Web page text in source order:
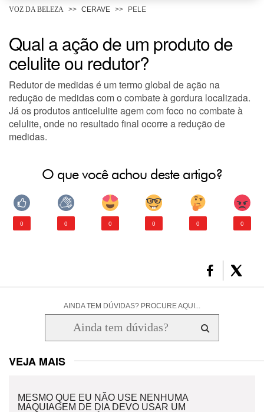
PELE
DERMACLUB
VOZ DA BELEZA CERAVE PELE
Qual a ação de um produto de
celulite ou redutor?
Redutor de medidas é um termo global de ação na
redução de medidas com o combate à gordura localizada.
Já os produtos anticelulite agem com foco no combate à
celulite, onde no resultado final ocorre a redução de
medidas.
O que você achou deste artigo?
0 0 0 0 0 0
AINDA TEM DÚVIDAS? PROCURE AQUI...
VEJA MAIS
MESMO QUE EU NÃO USE NENHUMA
MAQUIAGEM DE DIA DEVO USAR UM